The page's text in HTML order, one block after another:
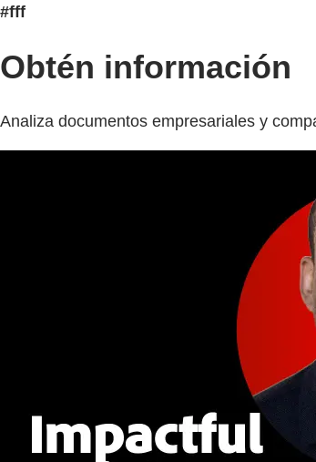
#fff
Obtén información
Analiza documentos empresariales y